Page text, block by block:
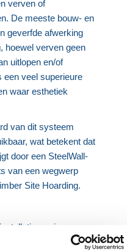
verven of
De meeste bouw- en
geverfde afwerking
hoewel verven geen
uitlopen en/of
een veel superieure
waar esthetiek
van dit systeem
wat betekent dat
door een SteelWall-
van een wegwerp
Site Hoarding.
op
van eersteklas